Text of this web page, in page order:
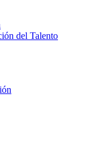
del Talento